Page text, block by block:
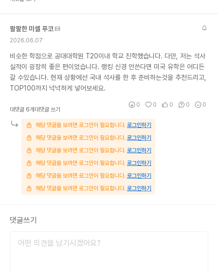
팔팔한 미셸 푸코
2026.06.07
비슷한 학점으로 공대대학원 T20이내 학교 진학했습니다. 다만, 저는 석사
실적이 굉장히 좋은 편이었습니다. 랭킹 신경 안쓴다면 미국 유학은 어디든
갈 수있습니다. 현재 상황에선 국내 석사를 한 후 준비하는것을 추천드리고,
TOP100까지 넉넉하게 넣어보세요.
대댓글 6개대댓글 쓰기
0 0 0 0 0
해당 댓글을 보려면 로그인이 필요합니다. 로그인하기
해당 댓글을 보려면 로그인이 필요합니다. 로그인하기
해당 댓글을 보려면 로그인이 필요합니다. 로그인하기
해당 댓글을 보려면 로그인이 필요합니다. 로그인하기
해당 댓글을 보려면 로그인이 필요합니다. 로그인하기
해당 댓글을 보려면 로그인이 필요합니다. 로그인하기
댓글쓰기